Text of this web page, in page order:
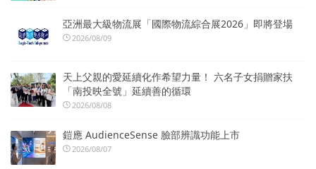
亞洲最大級物流展「國際物流綜合展2026」即將登場
2026/08/09
天上父親的愛延續化作希望力量！ 六名子女捐贈家扶
「南投映全號」延續善的循環
2026/08/08
鎧應 AudienceSense 臉部辨識功能上市
2026/08/07